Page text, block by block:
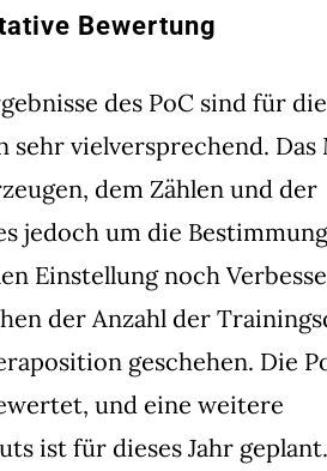
Bewertung
des PoC sind für die
sehr vielversprechend. Das
dem Zählen und der
jedoch um die
Einstellung noch
der Anzahl der
geschehen. Die
und eine weitere
ist für dieses Jahr geplant.